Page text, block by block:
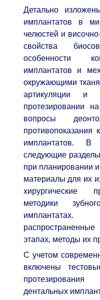
Детально
имплантатов в
челюстей и
свойства
особенности
имплантатов и
окружающими
артикуляции и
протезировании
вопросы
имплантатов. В
следующие
при планировании
материалы для их
хирургические
методики
этапах, методы их
С учетом
включены
дентальных